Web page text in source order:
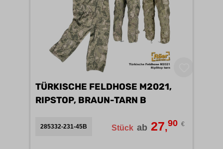
TÜRKISCHE FELDHOSE M2021,
RIPSTOP, BRAUN-TARN B
285332-231-45B Stück ab 27,90 €